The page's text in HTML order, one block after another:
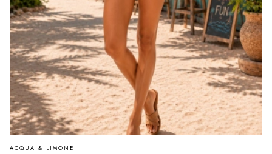
PRODUCENT
ACQUA & LIMONE